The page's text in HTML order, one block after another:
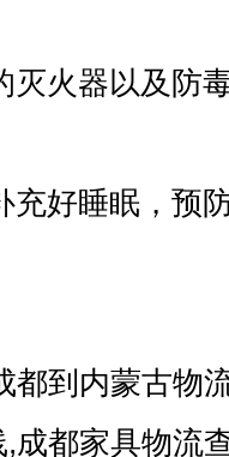
灭火器以及防
充好睡眠，预
都到内蒙古物
成都家具物流